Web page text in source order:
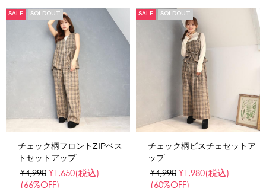
SALE SOLDOUT
チェック柄フロントZIPベス
トセットアップ
¥4,990 ¥1,650(税込)
(66%OFF)
SALE SOLDOUT
チェック柄ビスチェセットア
ップ
¥4,990 ¥1,980(税込)
(60%OFF)